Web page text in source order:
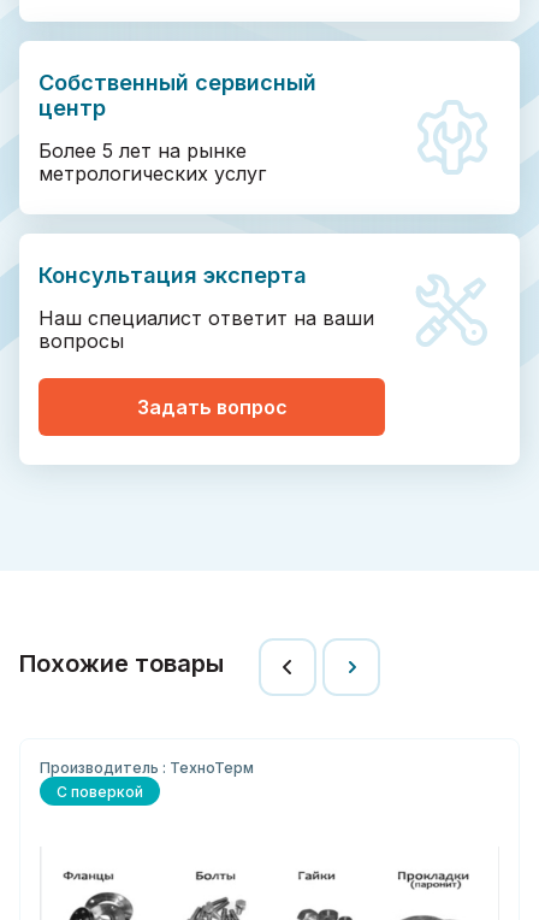
Собственный сервисный
центр
Более 5 лет на рынке
метрологических услуг
Консультация эксперта
Наш специалист ответит на ваши
вопросы
Задать вопрос
Похожие товары
Производитель : ТехноТерм
С поверкой